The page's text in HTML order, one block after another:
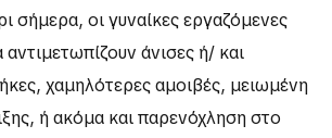
σήμερα, οι γυναίκες εργαζόμενες
άνισες ή/ και
χαμηλότερες αμοιβές, μειωμένη
ή ακόμα και παρενόχληση στο